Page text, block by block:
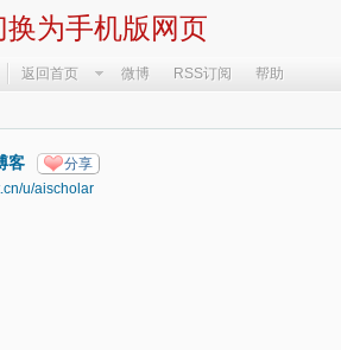
换为手机版网页
返回首页 微博 RSS订阅 帮助
客 分享
u/aischolar